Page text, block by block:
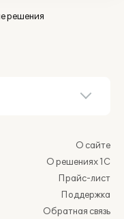
решения
О сайте
О решениях 1С
Прайс-лист
Поддержка
Обратная связь